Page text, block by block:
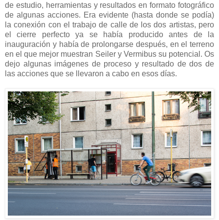
de estudio, herramientas y resultados en formato fotográfico
de algunas acciones. Era evidente (hasta donde se podía)
la conexión con el trabajo de calle de los dos artistas, pero
el cierre perfecto ya se había producido antes de la
inauguración y había de prolongarse después, en el terreno
en el que mejor muestran Seiler y Vermibus su potencial. Os
dejo algunas imágenes de proceso y resultado de dos de
las acciones que se llevaron a cabo en esos días.